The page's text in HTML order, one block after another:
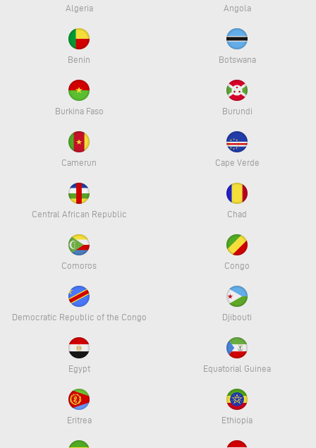
Algeria Angola
Benin Botswana
Burkina Faso Burundi
Camerun Cape Verde
Central African Republic Chad
Comoros Congo
Democratic Republic of the Congo Djibouti
Egypt Equatorial Guinea
Eritrea Ethiopia